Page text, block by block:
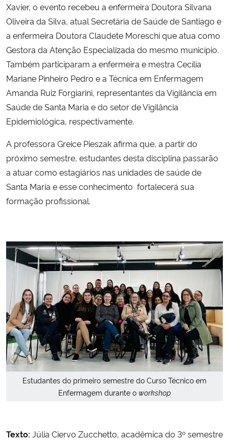
Secretaria-Geral
Secretaria de Governo
Gabinete de Segurança Institucional
Advocacia-Geral da União
Banco Central do Brasil
Planalto
Xavier, o evento recebeu a enfermeira Doutora Silvana
Oliveira da Silva, atual Secretária de Saúde de Santiago e
a enfermeira Doutora Claudete Moreschi que atua como
Gestora da Atenção Especializada do mesmo município.
Também participaram a enfermeira e mestra Cecília
Mariane Pinheiro Pedro e a Técnica em Enfermagem
Amanda Ruiz Forgiarini, representantes da Vigilância em
Saúde de Santa Maria e do setor de Vigilância
Epidemiológica, respectivamente.
A professora Greice Pieszak afirma que, a partir do
próximo semestre, estudantes desta disciplina passarão
a atuar como estagiários nas unidades de saúde de
Santa Maria e esse conhecimento fortalecerá sua
formação profissional.
Estudantes do primeiro semestre do Curso Técnico em
Enfermagem durante o workshop
Texto: Júlia Ciervo Zucchetto, acadêmica do 3º semestre